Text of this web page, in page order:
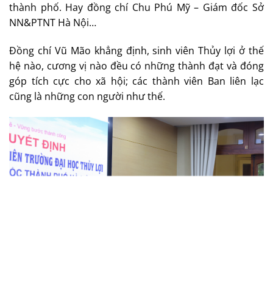
thành phố. Hay đồng chí Chu Phú Mỹ – Giám đốc Sở
NN&PTNT Hà Nội…
Đồng chí Vũ Mão khẳng định, sinh viên Thủy lợi ở thế
hệ nào, cương vị nào đều có những thành đạt và đóng
góp tích cực cho xã hội; các thành viên Ban liên lạc
cũng là những con người như thế.